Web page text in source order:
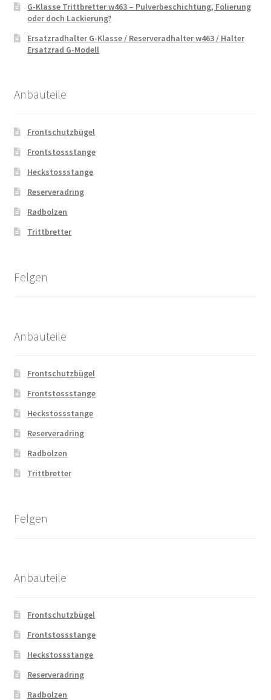
G-Klasse Trittbretter w463 – Pulverbeschichtung, Folierung
oder doch Lackierung?
Ersatzradhalter G-Klasse / Reserveradhalter w463 / Halter
Ersatzrad G-Modell
Anbauteile
Frontschutzbügel
Frontstossstange
Heckstossstange
Reserveradring
Radbolzen
Trittbretter
Felgen
Anbauteile
Frontschutzbügel
Frontstossstange
Heckstossstange
Reserveradring
Radbolzen
Trittbretter
Felgen
Anbauteile
Frontschutzbügel
Frontstossstange
Heckstossstange
Reserveradring
Radbolzen